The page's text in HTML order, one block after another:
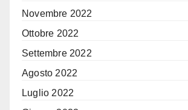
Novembre 2022
Ottobre 2022
Settembre 2022
Agosto 2022
Luglio 2022